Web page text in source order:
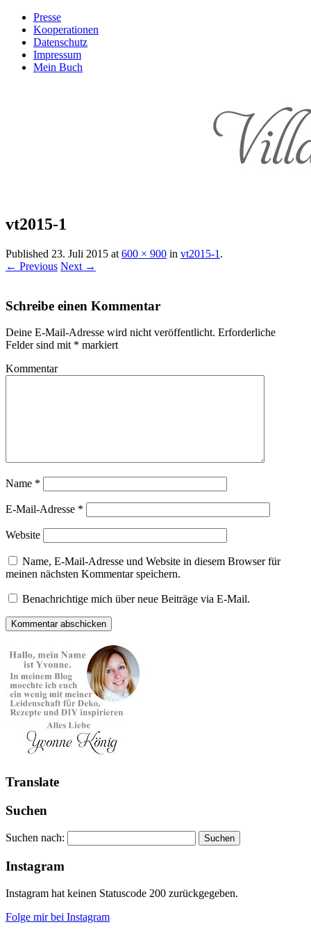
Presse
Kooperationen
Datenschutz
Impressum
Mein Buch
vt2015-1
Published 23. Juli 2015 at 600 × 900 in vt2015-1 .
← Previous Next →
Schreibe einen Kommentar
Deine E-Mail-Adresse wird nicht veröffentlicht. Erforderliche
Felder sind mit * markiert
Kommentar
Name *
E-Mail-Adresse *
Website
Name, E-Mail-Adresse und Website in diesem Browser für
meinen nächsten Kommentar speichern.
Benachrichtige mich über neue Beiträge via E-Mail.
Translate
Suchen
Suchen nach:
Instagram
Instagram hat keinen Statuscode 200 zurückgegeben.
Folge mir bei Instagram